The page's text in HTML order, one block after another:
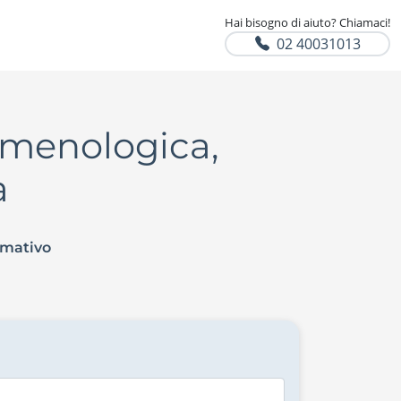
Hai bisogno di aiuto? Chiamaci!
02 40031013